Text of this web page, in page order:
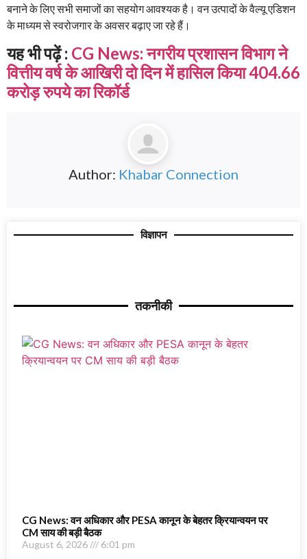
बनाने के लिए सभी समाजों का सहयोग आवश्यक है। वन उत्पादों के वैल्यू एडिशन
के माध्यम से स्वरोजगार के अवसर बढ़ाए जा रहे हैं।
यह भी पढ़ें : CG News: नगरीय प्रशासन विभाग ने
वित्तीय वर्ष के आखिरी दो दिन में हासिल किया 404.66
करोड़ रुपये का रिकॉर्ड
Author: Khabar Connection
विज्ञापन
तकनीकी
CG News: वन अधिकार और PESA कानून के बेहतर क्रियान्वयन पर
CM साय की बड़ी बैठक
August 6, 2026 6:01 pm